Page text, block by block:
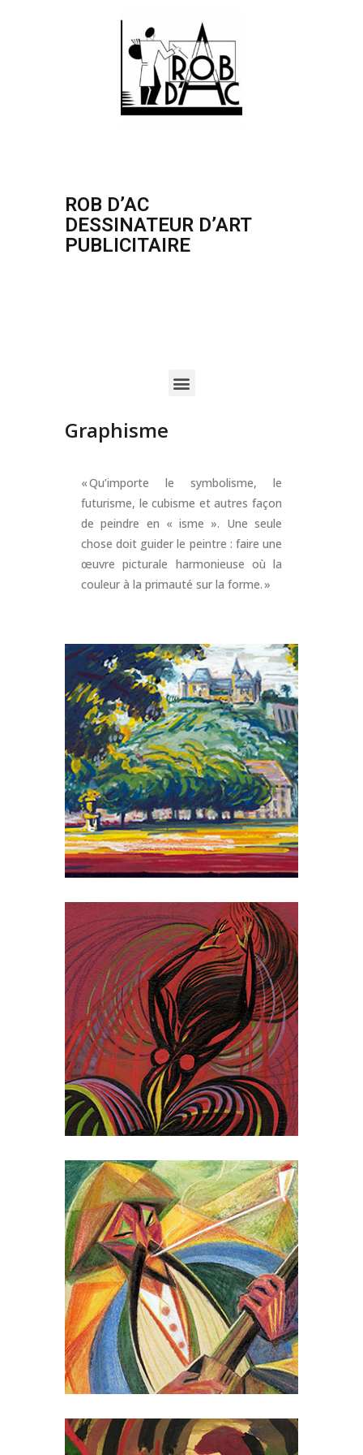
ROB D’AC
DESSINATEUR D’ART
PUBLICITAIRE
Graphisme
« Qu’importe le symbolisme, le
futurisme, le cubisme et autres façon
de peindre en « isme ». Une seule
chose doit guider le peintre : faire une
œuvre picturale harmonieuse où la
couleur à la primauté sur la forme. »